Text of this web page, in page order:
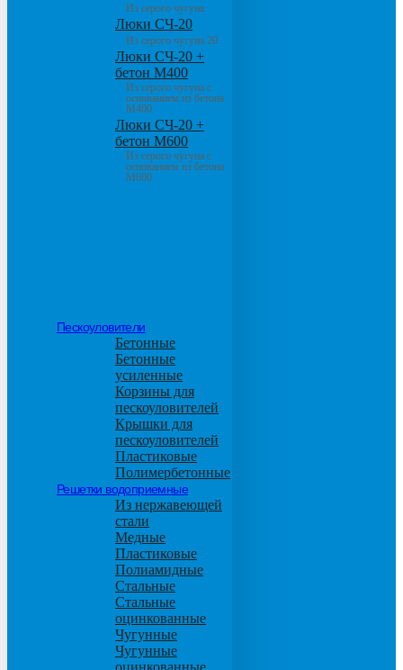
Из серого чугуна
Люки СЧ-20
Из серого чугуна 20
Люки СЧ-20 +
бетон М400
Из серого чугуна с
основанием из бетона
М400
Люки СЧ-20 +
бетон М600
Из серого чугуна с
основанием из бетона
М600
Пескоуловители
Бетонные
Бетонные
усиленные
Корзины для
пескоуловителей
Крышки для
пескоуловителей
Пластиковые
Полимербетонные
Решетки водоприемные
Из нержавеющей
стали
Медные
Пластиковые
Полиамидные
Стальные
Стальные
оцинкованные
Чугунные
Чугунные
оцинкованные